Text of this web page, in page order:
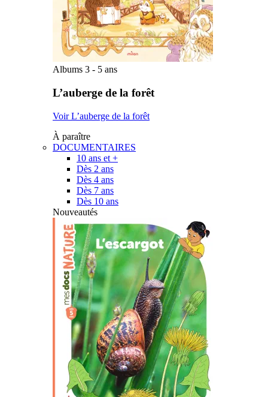
Albums 3 - 5 ans
L’auberge de la forêt
Voir L’auberge de la forêt
À paraître
DOCUMENTAIRES
10 ans et +
Dès 2 ans
Dès 4 ans
Dès 7 ans
Dès 10 ans
Nouveautés